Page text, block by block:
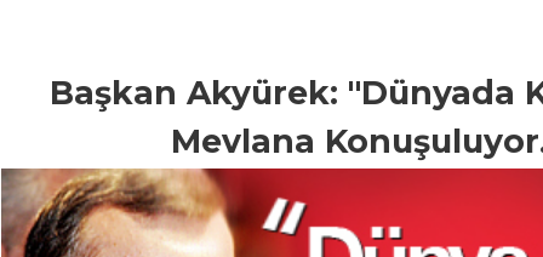
Başkan Akyürek: "Dünyada
Mevlana